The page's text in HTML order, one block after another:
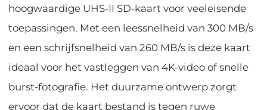
hoogwaardige UHS-II SD-kaart voor veeleisende
toepassingen. Met een leessnelheid van 300 MB/s
en een schrijfsnelheid van 260 MB/s is deze kaart
ideaal voor het vastleggen van 4K-video of snelle
burst-fotografie. Het duurzame ontwerp zorgt
ervoor dat de kaart bestand is tegen ruwe